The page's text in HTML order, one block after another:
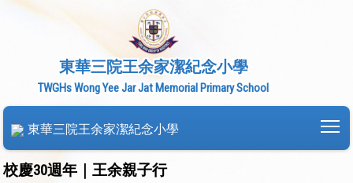
東華三院王余家潔紀念小學
TWGHs Wong Yee Jar Jat Memorial Primary School
東華三院王余家潔紀念小學
校慶30週年｜王余親子行